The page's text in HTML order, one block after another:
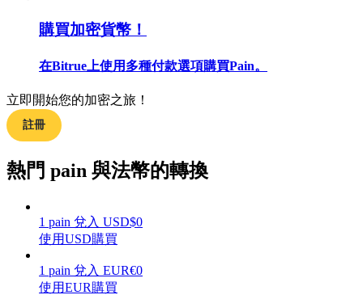
合約指南
合約功能使用指南
交易策略
學習如何保持盈利
購買加密貨幣！
在Bitrue上使用多種付款選項購買Pain。
立即開始您的加密之旅！
註冊
熱門 pain 與法幣的轉換
1 pain 兌入 USD$0
使用USD購買
1 pain 兌入 EUR€0
使用EUR購買